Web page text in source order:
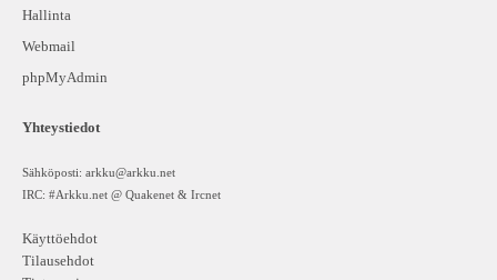
Hallinta
Webmail
phpMyAdmin
Yhteystiedot
Sähköposti: arkku@arkku.net
IRC: #Arkku.net @ Quakenet & Ircnet
Käyttöehdot
Tilausehdot